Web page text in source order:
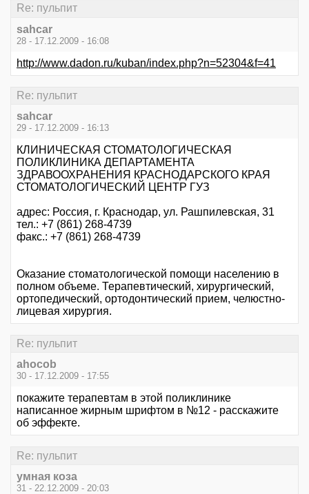
Re: пульпит
sahcar
28 - 17.12.2009 - 16:08
http://www.dadon.ru/kuban/index.php?n=52304&f=41
Re: пульпит
sahcar
29 - 17.12.2009 - 16:13
КЛИНИЧЕСКАЯ СТОМАТОЛОГИЧЕСКАЯ
ПОЛИКЛИНИКА ДЕПАРТАМЕНТА
ЗДРАВООХРАНЕНИЯ КРАСНОДАРСКОГО КРАЯ
СТОМАТОЛОГИЧЕСКИЙ ЦЕНТР ГУЗ
адрес: Россия, г. Краснодар, ул. Рашпилевская, 31
тел.: +7 (861) 268-4739
факс.: +7 (861) 268-4739
Оказание стоматологической помощи населению в
полном объеме. Терапевтический, хирургический,
ортопедический, ортодонтический прием, челюстно-
лицевая хирургия.
Re: пульпит
ahocob
30 - 17.12.2009 - 17:55
покажите терапевтам в этой поликлинике
написанное жирным шрифтом в №12 - расскажите
об эффекте.
Re: пульпит
умная коза
31 - 22.12.2009 - 20:03